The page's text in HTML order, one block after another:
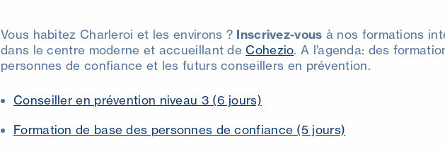
Vous habitez Charleroi et les environs ? Inscrivez-vous à nos formations
dans le centre moderne et accueillant deCohezio. A l’agenda: des
personnes de confiance et les futurs conseillers en prévention.
Conseiller en prévention niveau 3 (6 jours)
Formation de base des personnes de confiance (5 jours)